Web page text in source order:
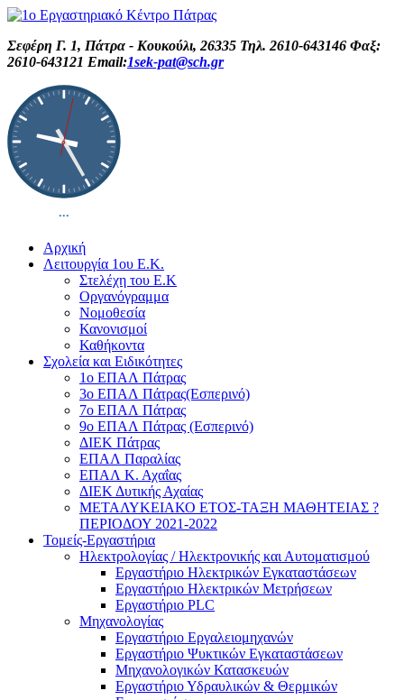
Σεφέρη Γ. 1, Πάτρα - Κουκούλι, 26335 Τηλ. 2610-643146 Φαξ:
2610-643121 Email:1sek-pat@sch.gr
Αρχική
Λειτουργία 1ου Ε.Κ.
Στελέχη του Ε.Κ
Οργανόγραμμα
Νομοθεσία
Κανονισμοί
Καθήκοντα
Σχολεία και Ειδικότητες
1ο ΕΠΑΛ Πάτρας
3ο ΕΠΑΛ Πάτρας(Εσπερινό)
7ο ΕΠΑΛ Πάτρας
9ο ΕΠΑΛ Πάτρας (Εσπερινό)
ΔΙΕΚ Πάτρας
ΕΠΑΛ Παραλίας
ΕΠΑΛ Κ. Αχαΐας
ΔΙΕΚ Δυτικής Αχαίας
ΜΕΤΑΛΥΚΕΙΑΚΟ ΕΤΟΣ-ΤΑΞΗ ΜΑΘΗΤΕΙΑΣ ?
ΠΕΡΙΟΔΟΥ 2021-2022
Τομείς-Εργαστήρια
Ηλεκτρολογίας / Ηλεκτρονικής και Αυτοματισμού
Εργαστήριο Ηλεκτρικών Εγκαταστάσεων
Εργαστήριο Ηλεκτρικών Μετρήσεων
Εργαστήριο PLC
Μηχανολογίας
Εργαστήριο Εργαλειομηχανών
Εργαστήριο Ψυκτικών Εγκαταστάσεων
Μηχανολογικών Κατασκευών
Εργαστήριο Υδραυλικών & Θερμικών